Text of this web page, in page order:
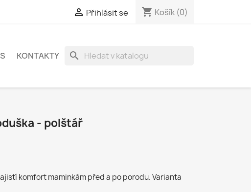
 Přihlásit se shopping_cart Košík (0)
KONTAKTY search
- polštář
komfort maminkám před a po porodu. Varianta